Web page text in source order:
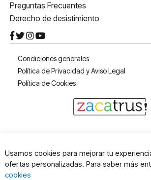
Preguntas Frecuentes
Derecho de desistimiento
Condiciones generales
Política de Privacidad y Aviso Legal
Política de Cookies
Usamos cookies para mejorar tu
ofertas personalizadas. Para saber más
cookies